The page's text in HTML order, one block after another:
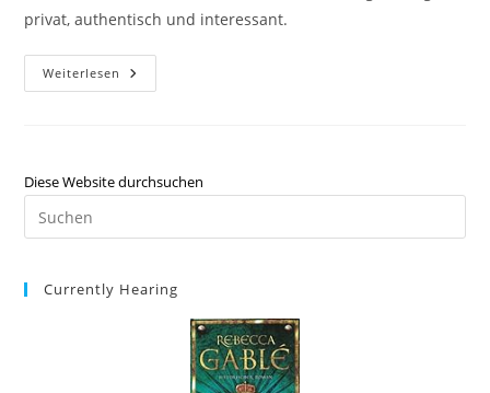
privat, authentisch und interessant.
Weiterlesen
Diese Website durchsuchen
Currently Hearing